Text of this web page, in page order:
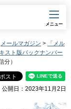
メニュー
メールマガジン >
「メル
スト版バックナンバー
分）
公開日：2023年11月2日